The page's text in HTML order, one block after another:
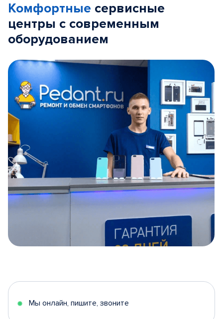
Комфортные сервисные
центры с современным
оборудованием
5
Мы онлайн, пишите, звоните